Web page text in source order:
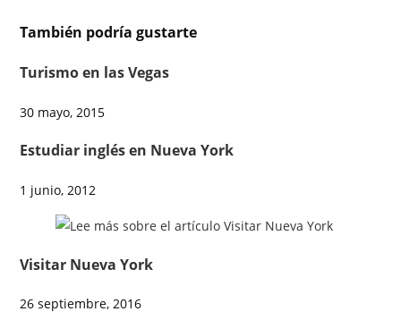
También podría gustarte
Turismo en las Vegas
30 mayo, 2015
Estudiar inglés en Nueva York
1 junio, 2012
Visitar Nueva York
26 septiembre, 2016